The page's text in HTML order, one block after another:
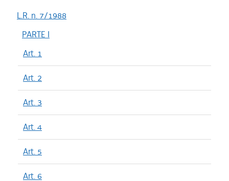
L.R. n. 7/1988
PARTE I
Art. 1
Art. 2
Art. 3
Art. 4
Art. 5
Art. 6